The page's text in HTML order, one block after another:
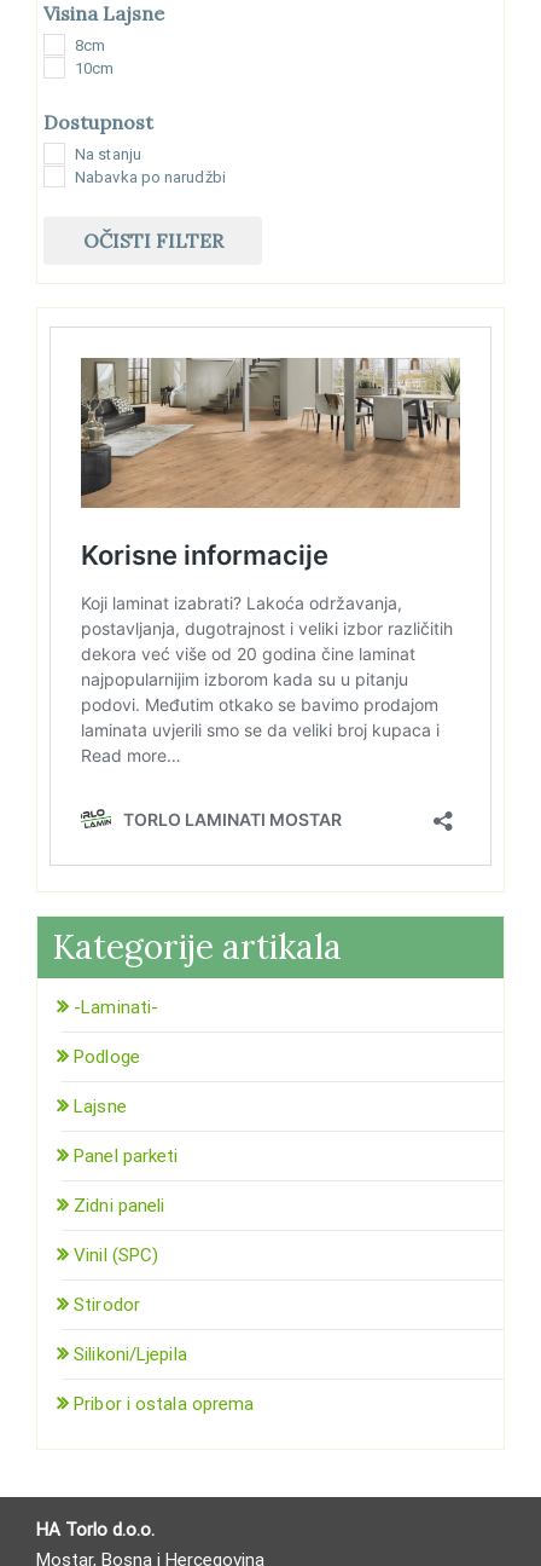
Visina Lajsne
8cm
10cm
Dostupnost
Na stanju
Nabavka po narudžbi
OČISTI FILTER
Kategorije artikala
-Laminati-
Podloge
Lajsne
Panel parketi
Zidni paneli
Vinil (SPC)
Stirodor
Silikoni/Ljepila
Pribor i ostala oprema
HA Torlo d.o.o.
Mostar, Bosna i Hercegovina